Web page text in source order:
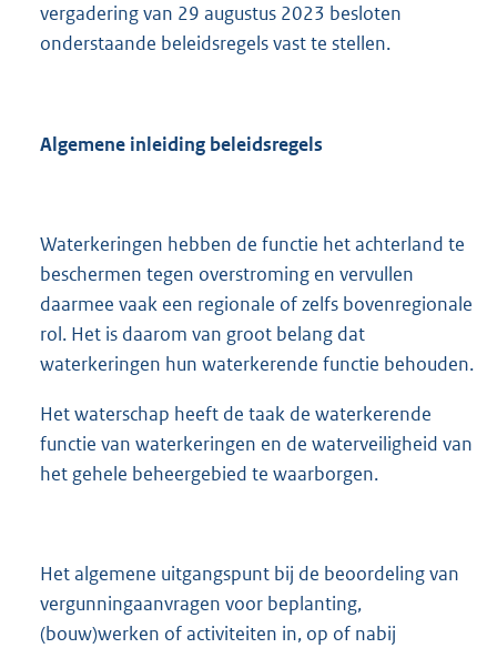
4
2
vergadering van 29 augustus 2023 besloten
onderstaande beleidsregels vast te stellen.
Algemene inleiding beleidsregels
Waterkeringen hebben de functie het achterland te
beschermen tegen overstroming en vervullen
daarmee vaak een regionale of zelfs bovenregionale
rol. Het is daarom van groot belang dat
waterkeringen hun waterkerende functie behouden.
Het waterschap heeft de taak de waterkerende
functie van waterkeringen en de waterveiligheid van
het gehele beheergebied te waarborgen.
Het algemene uitgangspunt bij de beoordeling van
vergunningaanvragen voor beplanting,
(bouw)werken of activiteiten in, op of nabij